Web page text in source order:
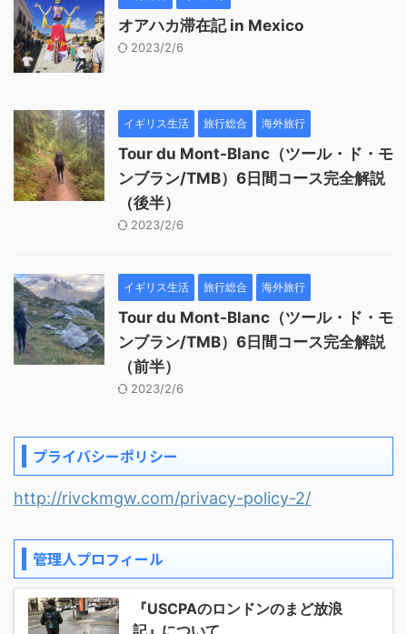
オアハカ滞在記 in Mexico
2023/2/6
イギリス生活 旅行総合 海外旅行
Tour du Mont-Blanc（ツール・ド・モ
ンブラン/TMB）6日間コース完全解説
（後半）
2023/2/6
イギリス生活 旅行総合 海外旅行
Tour du Mont-Blanc（ツール・ド・モ
ンブラン/TMB）6日間コース完全解説
（前半）
2023/2/6
プライバシーポリシー
http://rivckmgw.com/privacy-policy-2/
管理人プロフィール
『USCPAのロンドンのまど放浪
記』について